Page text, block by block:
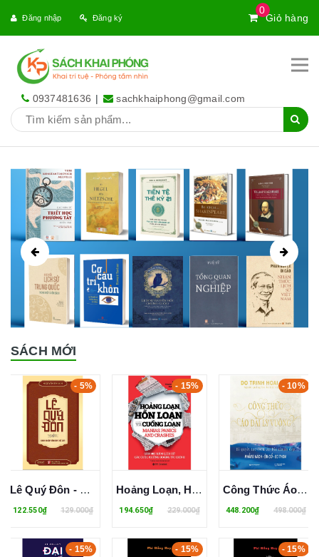
0
Giỏ hàng
Đăng nhập Đăng ký
0937481636 | sachkhaiphong@gmail.com
SÁCH MỚI
- 5%
Lê Quý Đôn - Danh Nhân Văn Hóa Thế Giới - Nguyễn Thanh
122.550₫ 129.000₫
- 15%
Hoảng Loạn, Hỗn Loạn Và Cuồng Loạn
194.650₫ 229.000₫
- 10%
Công Thức Áo Dài Ly Vuông - Đỗ Trịnh Hoài Nam
448.200₫ 498.000₫
- 15% - 15% - 15%